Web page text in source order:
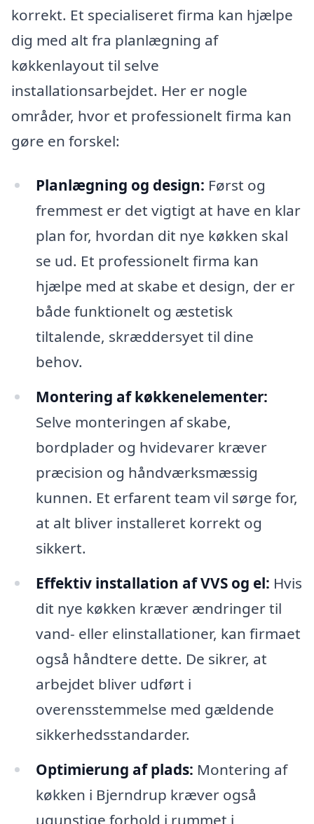
korrekt. Et specialiseret firma kan hjælpe
dig med alt fra planlægning af
køkkenlayout til selve
installationsarbejdet. Her er nogle
områder, hvor et professionelt firma kan
gøre en forskel:
Planlægning og design: Først og
fremmest er det vigtigt at have en klar
plan for, hvordan dit nye køkken skal
se ud. Et professionelt firma kan
hjælpe med at skabe et design, der er
både funktionelt og æstetisk
tiltalende, skræddersyet til dine
behov.
Montering af køkkenelementer:
Selve monteringen af skabe,
bordplader og hvidevarer kræver
præcision og håndværksmæssig
kunnen. Et erfarent team vil sørge for,
at alt bliver installeret korrekt og
sikkert.
Effektiv installation af VVS og el: Hvis
dit nye køkken kræver ændringer til
vand- eller elinstallationer, kan firmaet
også håndtere dette. De sikrer, at
arbejdet bliver udført i
overensstemmelse med gældende
sikkerhedsstandarder.
Optimierung af plads: Montering af
køkken i Bjerndrup kræver også
ugunstige forhold i rummet i